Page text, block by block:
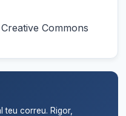
Commons
teu correu. Rigor,